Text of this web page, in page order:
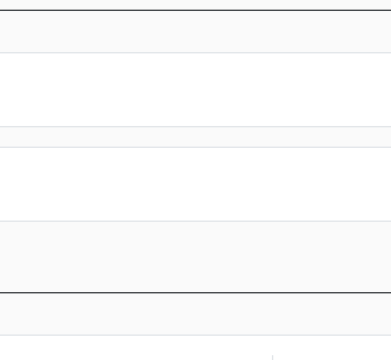
رزرو آنلاین خود را نهایی و واچر هتل را دریافت